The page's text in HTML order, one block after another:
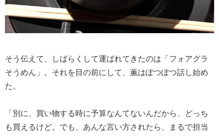
そう伝えて、しばらくして運ばれてきたのは「フォアグラ
そうめん」。それを目の前にして、薫はぽつぽつ話し始め
た。
「別に、買い物する時に予算なんてないんだから、どっち
も買えるけど。でも、あんな言い方されたら、まるで担当